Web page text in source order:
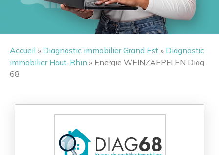
Accueil » Diagnostic immobilier Grand Est » Diagnostic
immobilier Haut-Rhin » Energie WEINZAEPFLEN Diag
68